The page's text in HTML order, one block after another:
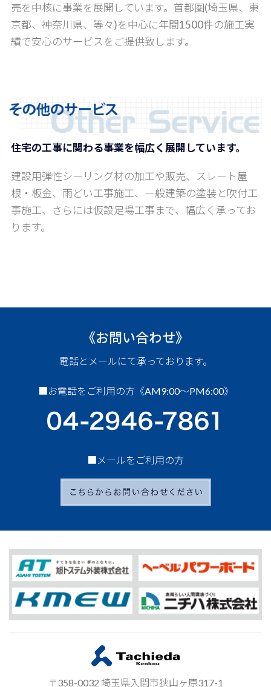
売を中核に事業を展開しています。首都圏(埼玉県、東
京都、神奈川県、等々)を中心に年間1500件の施工実
績で安心のサービスをご提供致します。
住宅の工事に関わる事業を幅広く展開しています。
建設用弾性シーリング材の加工や販売、スレート屋
根・板金、雨どい工事施工、一般建築の塗装と吹付工
事施工、さらには仮設足場工事まで、幅広く承ってお
ります。
《お問い合わせ》
電話とメールにて承っております。
■お電話をご利用の方《AM9:00～PM6:00》
■メールをご利用の方
〒358-0032 埼玉県入間市狭山ヶ原317-1